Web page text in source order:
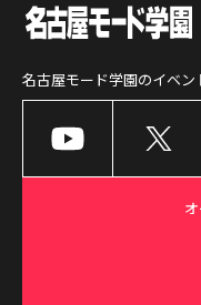
名古屋モード学園のイベン